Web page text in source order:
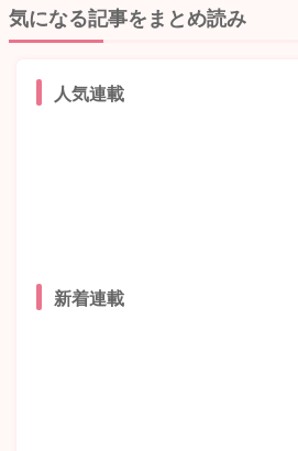
気になる記事をまとめ読み
人気連載
新着連載